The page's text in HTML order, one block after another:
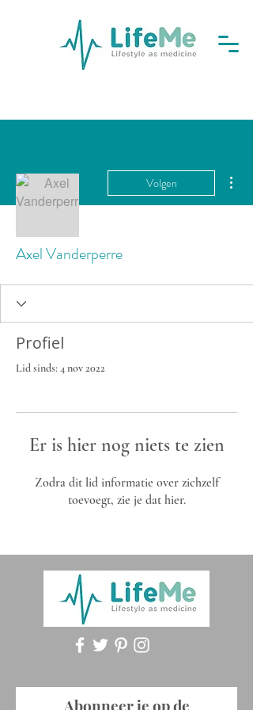
Volgen
Axel Vanderperre
Profiel
Lid sinds: 4 nov 2022
Er is hier nog niets te zien
Zodra dit lid informatie over zichzelf
toevoegt, zie je dat hier.
Abonneer je op de